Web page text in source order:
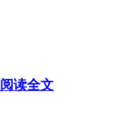
阅读全文